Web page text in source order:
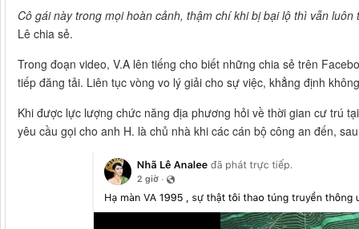
Cô gái này trong mọi hoàn cảnh, thậm chí khi bị bại lộ thì vẫn
Lê chia sẻ.
Trong đoạn video, V.A lên tiếng cho biết những chia sẻ trên
tiếp đăng tải. Liên tục vòng vo lý giải cho sự việc, khẳng định
Khi được lực lượng chức năng địa phương hỏi về thời gian cư trú
yêu cầu gọi cho anh H. là chủ nhà khi các cán bộ công an đến,